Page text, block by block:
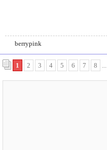
berrypink
1 2 3 4 5 6 7 8 ...